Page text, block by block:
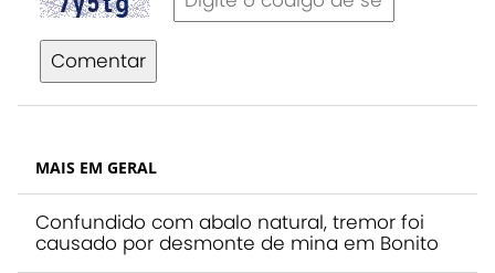
Comentar
MAIS EM GERAL
Confundido com abalo natural, tremor foi
causado por desmonte de mina em Bonito